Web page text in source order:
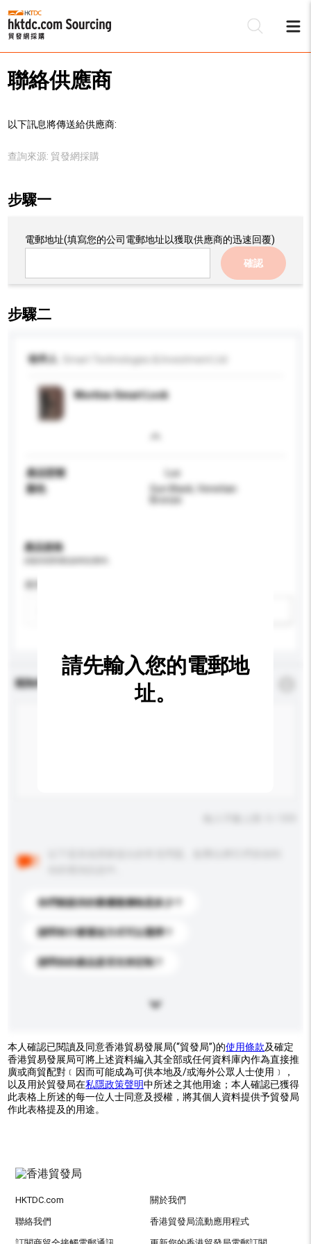
聯絡供應商
以下訊息將傳送給供應商:
查詢來源: 貿發網採購
步驟一
電郵地址(填寫您的公司電郵地址以獲取供應商的迅速回覆)
確認
步驟二
收件人
Mortise Smart Lock
產品型號
Lux
顏色
Gun Black, Venetian
產品規格
查詢內容
你們能提供的最優惠價格是多少？
請問有什麼運送方式可以選擇？
請問你的產品是否支持定制？
請先輸入您的電郵地
址。
本人確認已閱讀及同意香港貿易發展局(“貿發局”)的使用條款及確定
香港貿易發展局可將上述資料編入其全部或任何資料庫內作為直接推
廣或商貿配對﹝因而可能成為可供本地及/或海外公眾人士使用﹞，
以及用於貿發局在私隱政策聲明中所述之其他用途；本人確認已獲得
此表格上所述的每一位人士同意及授權，將其個人資料提供予貿發局
作此表格提及的用途。
HKTDC.com 關於我們
聯絡我們 香港貿發局流動應用程式